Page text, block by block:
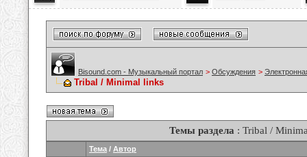
Bisound.com - Музыкальный портал > Обсуждения >
Tribal / Minimal links
Темы раздела : Tribal /
Тема / Автор